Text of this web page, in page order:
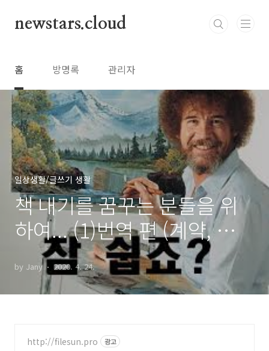
newstars.cloud
홈 방명록 관리자
일상생활/글쓰기 생활
책 내기를 꿈꾸는 분들을 위
하여... (1)번역 편 (계약, 제
안)
by Jany 2020. 4. 24.
http://filesun.pro 광고